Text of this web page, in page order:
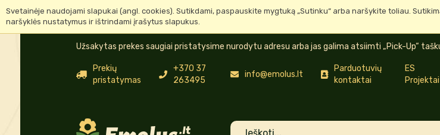
Svetainėje naudojami slapukai (angl. cookies). Sutikdami, paspauskite mygtuką „Sutinku“ arba naršykite toliau.
naršyklės nustatymus ir ištrindami įrašytus slapukus.
Užsakytas prekes saugiai pristatysime nurodytu adresu arba jas galima atsiimti „Pick-Up“
Prekių
pristatymas
+370 37
263495
info@emolus.lt
Parduotuvių
kontaktai
ES
Projektai